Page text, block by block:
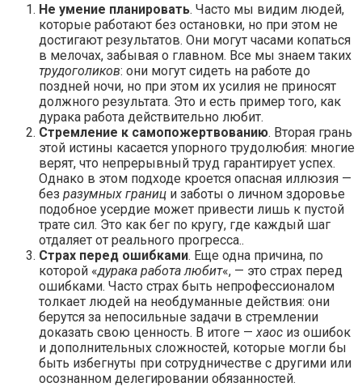
Не умение планировать. Часто мы видим людей,
которые работают без остановки, но при этом не
достигают результатов. Они могут часами копаться
в мелочах, забывая о главном. Все мы знаем таких
трудоголиков: они могут сидеть на работе до
поздней ночи, но при этом их усилия не приносят
должного результата. Это и есть пример того, как
дурака работа действительно любит.
Стремление к самопожертвованию. Вторая грань
этой истины касается упорного трудолюбия: многие
верят, что непрерывный труд гарантирует успех.
Однако в этом подходе кроется опасная иллюзия —
без разумных границ и заботы о личном здоровье
подобное усердие может привести лишь к пустой
трате сил. Это как бег по кругу, где каждый шаг
отдаляет от реального прогресса..
Страх перед ошибками. Еще одна причина, по
которой «дурака работа любит«, — это страх перед
ошибками. Часто страх быть непрофессионалом
толкает людей на необдуманные действия: они
берутся за непосильные задачи в стремлении
доказать свою ценность. В итоге —хаос из ошибок
и дополнительных сложностей, которые могли бы
быть избегнуты при сотрудничестве с другими или
осознанном делегировании обязанностей.